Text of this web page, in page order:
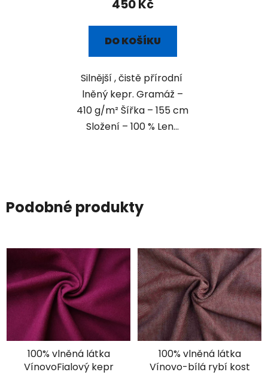
450 Kč
DO KOŠÍKU
Silnější , čistě přírodní
lněný kepr. Gramáž –
410 g/m² Šířka – 155 cm
Složení – 100 % Len...
Podobné produkty
100% vlněná látka
VínovoFialový kepr
100% vlněná látka
Vínovo-bílá rybí kost